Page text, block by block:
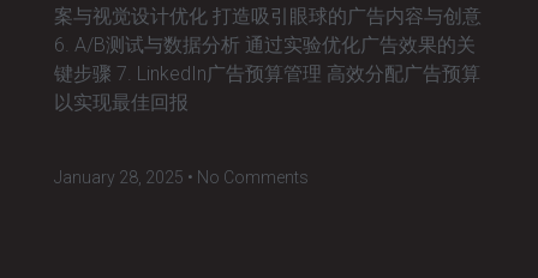
案与视觉设计优化 打造吸引眼球的广告内容与创意
6. A/B测试与数据分析 通过实验优化广告效果的关
键步骤 7. LinkedIn广告预算管理 高效分配广告预算
以实现最佳回报
January 28, 2025 No Comments